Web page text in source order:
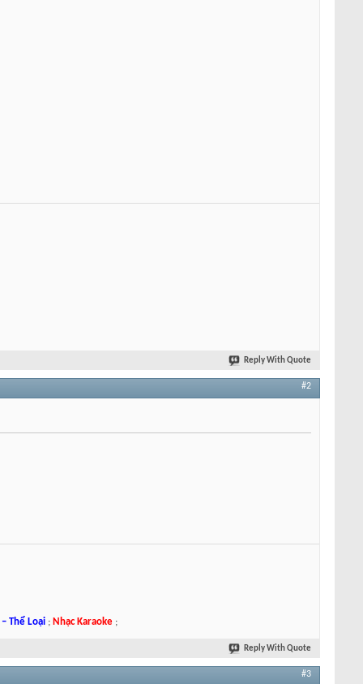
Reply With Quote
#2
– Thể Loại ; Nhạc Karaoke ;
Reply With Quote
#3